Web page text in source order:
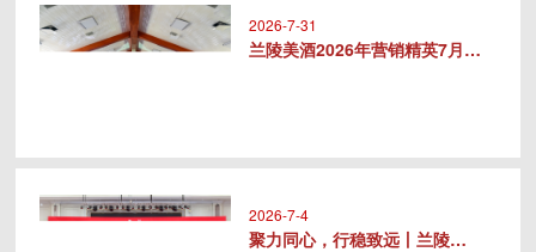
2026-7-31
兰陵美酒2026年营销精英7月专..
2026-7-4
聚力同心，行稳致远丨兰陵美酒20..